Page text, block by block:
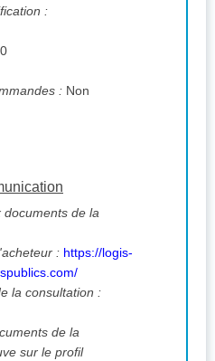
:
: Non
documents de la
: https://logis-
la consultation :
de la
sur le profil